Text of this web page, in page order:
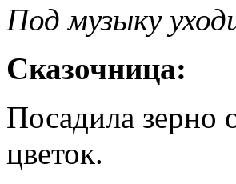
Под музыку
Сказочница:
Посадила зерно
цветок.